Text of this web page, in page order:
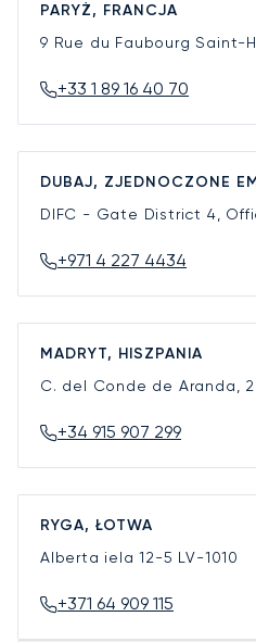
PARYŻ, FRANCJA
9 Rue du Faubourg Saint-
+33 1 89 16 40 70
DUBAJ, ZJEDNOCZONE
DIFC - Gate District 4,
+971 4 227 4434
MADRYT, HISZPANIA
C. del Conde de Aranda,
+34 915 907 299
RYGA, ŁOTWA
Alberta iela 12-5 LV-1010
+371 64 909 115